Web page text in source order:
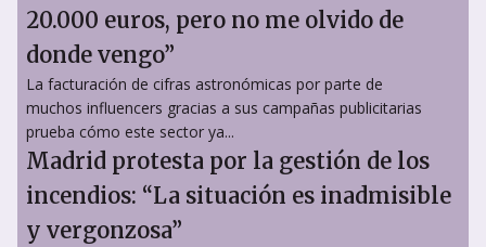
20.000 euros, pero no me olvido de
donde vengo”
La facturación de cifras astronómicas por parte de
muchos influencers gracias a sus campañas publicitarias
prueba cómo este sector ya...
Madrid protesta por la gestión de los
incendios: “La situación es inadmisible
y vergonzosa”